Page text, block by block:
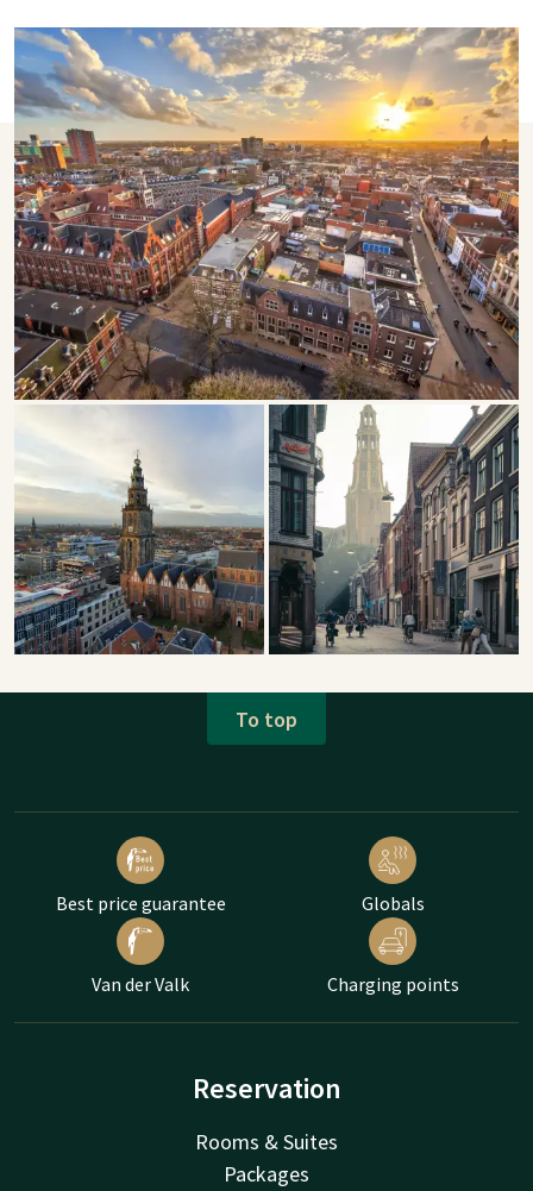
To top
Best price guarantee Globals
Van der Valk Charging points
Reservation
Rooms & Suites
Packages